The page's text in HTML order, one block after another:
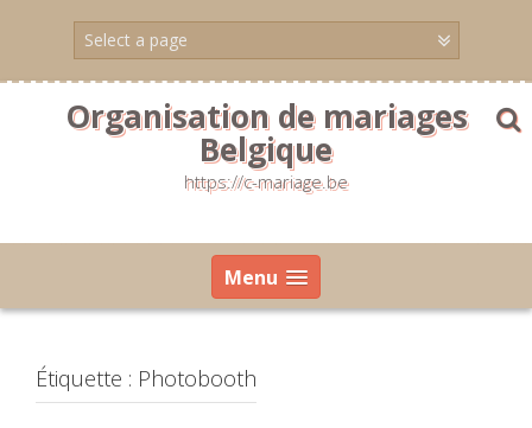
Organisation de mariages
Belgique
https://c-mariage.be
Menu
Étiquette : Photobooth